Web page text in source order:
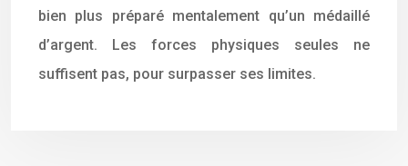
bien plus préparé mentalement qu’un médaillé
d’argent. Les forces physiques seules ne
suffisent pas, pour surpasser ses limites.